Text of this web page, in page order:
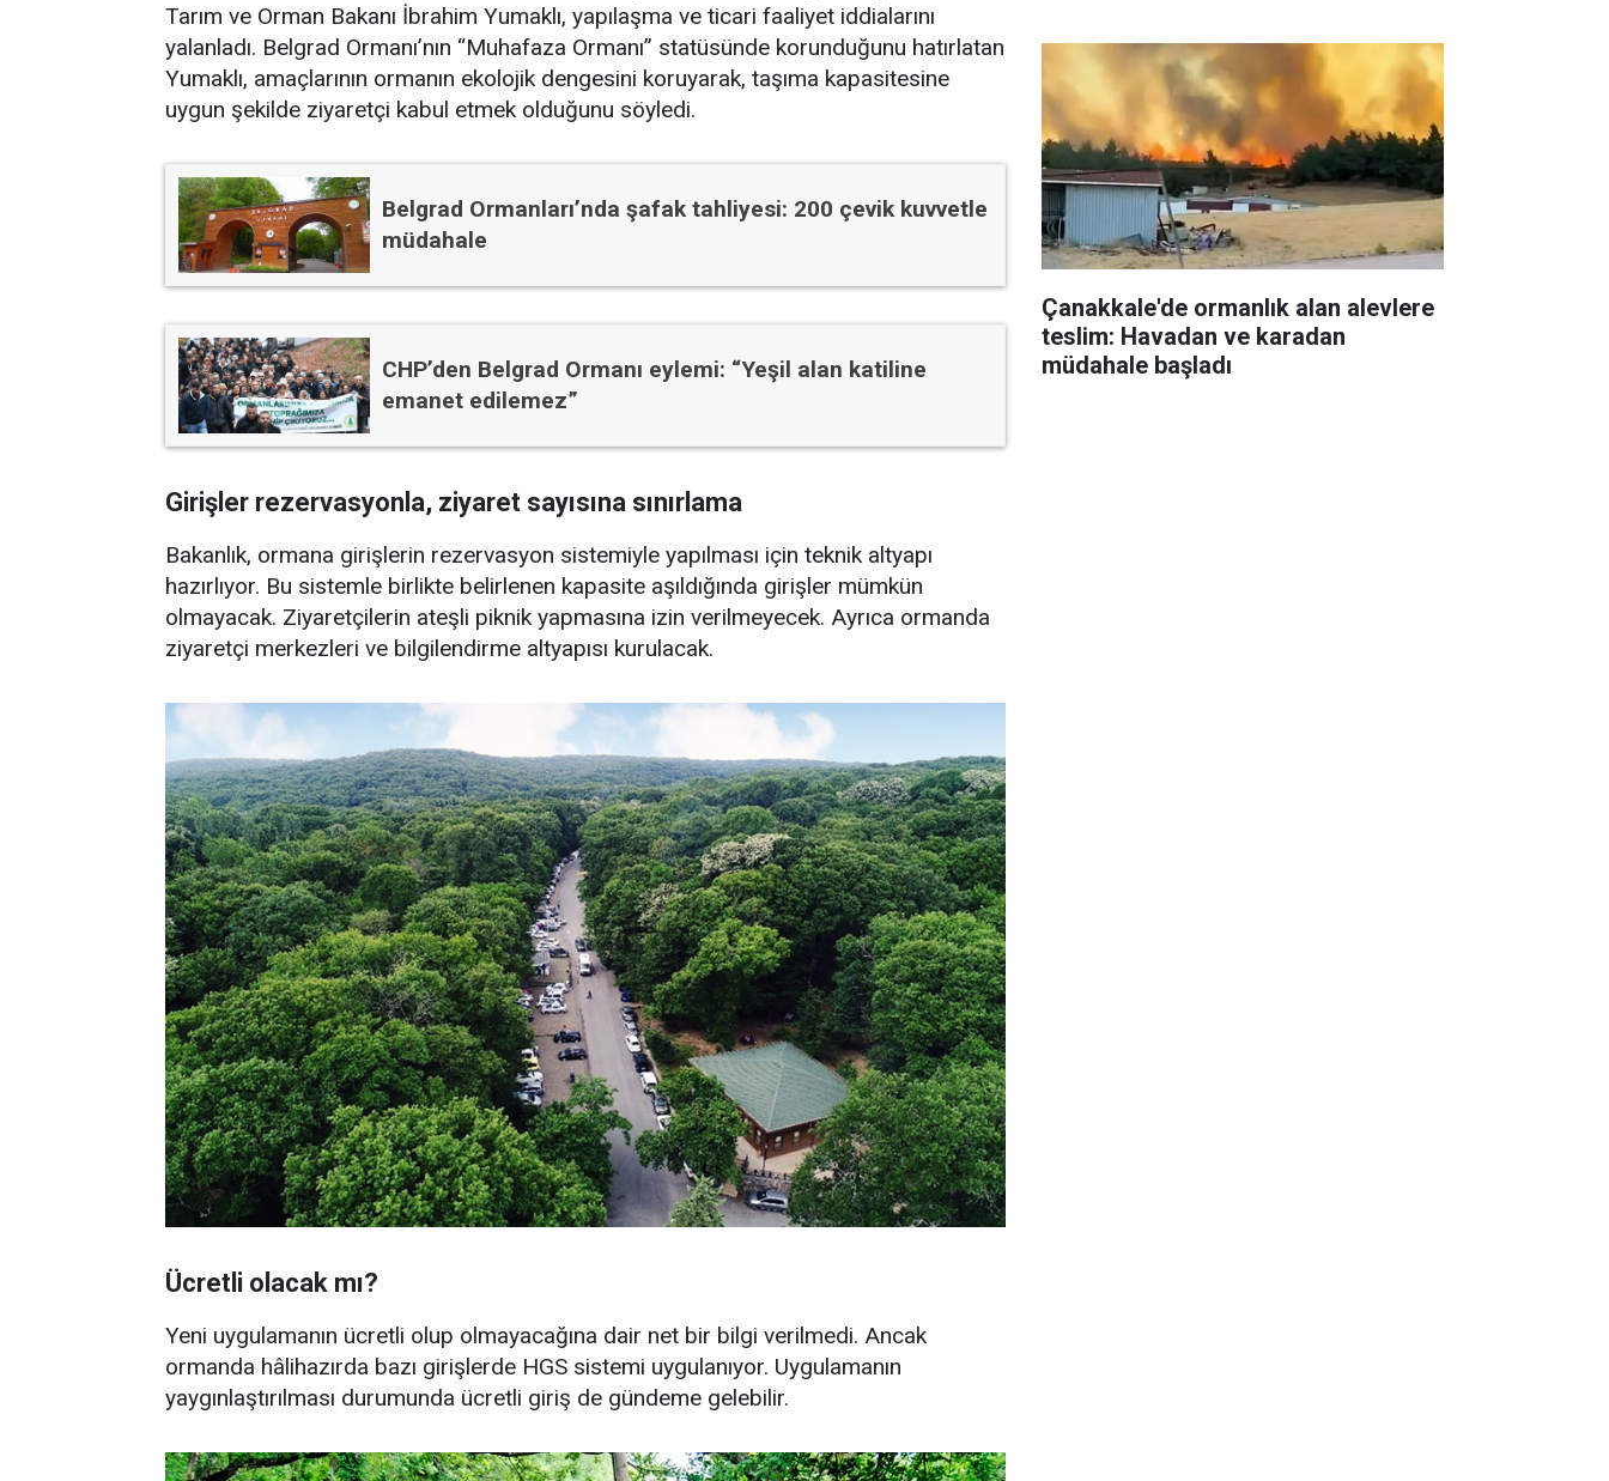
Tarım ve Orman Bakanı İbrahim Yumaklı, yapılaşma ve ticari faaliyet iddialarını
yalanladı. Belgrad Ormanı’nın “Muhafaza Ormanı” statüsünde korunduğunu hatırlatan
Yumaklı, amaçlarının ormanın ekolojik dengesini koruyarak, taşıma kapasitesine
uygun şekilde ziyaretçi kabul etmek olduğunu söyledi.
Belgrad Ormanları’nda şafak tahliyesi: 200 çevik kuvvetle
müdahale
CHP’den Belgrad Ormanı eylemi: “Yeşil alan katiline
emanet edilemez”
Girişler rezervasyonla, ziyaret sayısına sınırlama
Bakanlık, ormana girişlerin rezervasyon sistemiyle yapılması için teknik altyapı
hazırlıyor. Bu sistemle birlikte belirlenen kapasite aşıldığında girişler mümkün
olmayacak. Ziyaretçilerin ateşli piknik yapmasına izin verilmeyecek. Ayrıca ormanda
ziyaretçi merkezleri ve bilgilendirme altyapısı kurulacak.
Ücretli olacak mı?
Yeni uygulamanın ücretli olup olmayacağına dair net bir bilgi verilmedi. Ancak
ormanda hâlihazırda bazı girişlerde HGS sistemi uygulanıyor. Uygulamanın
yaygınlaştırılması durumunda ücretli giriş de gündeme gelebilir.
Çanakkale'de ormanlık alan alevlere
teslim: Havadan ve karadan
müdahale başladı